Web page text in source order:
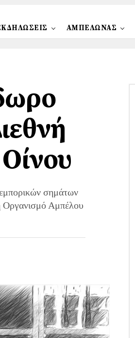
ΑΜΠΕΛΩΝΑΣ
σημάτων
Οργανισμό Αμπέλου